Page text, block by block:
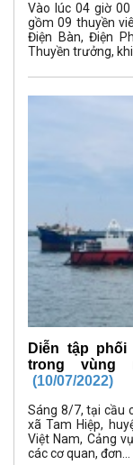
Vào lúc 04 giờ
gồm 09 thuyền
Điện Bàn, Điện
Thuyền trưởng,
Diễn tập
trong vùng
(10/07/2022)
Sáng 8/7, tại cầu
xã Tam Hiệp,
Việt Nam, Cảng
các cơ quan, đơn...